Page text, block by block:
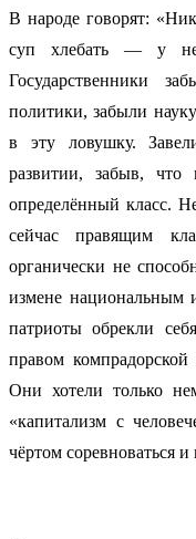
В народе говорят:
суп хлебать — у
Государственники
политики, забыли
в эту ловушку.
развитии, забыв, что
определённый класс.
сейчас правящим
органически не
измене национальным
патриоты обрекли
правом
Они хотели только
«капитализм с
чёртом соревноваться